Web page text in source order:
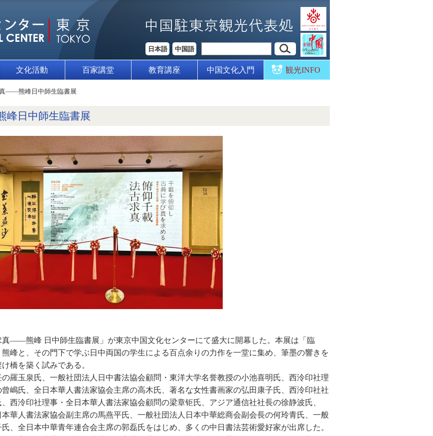
日本語 中国語
文化活動 百家講堂 教育講座 中国文化入門 観光INFO
——熊峰日中師生臨書展
日中師生臨書展
真——熊峰 日中師生臨書展」が東京中国文化センターにて盛大に開幕した。本展は「臨
峰と、その門下で学ぶ日中両国の学生による百点余りの力作を一堂に集め、筆墨の響きを
橋を築く試みである。
羅玉泉氏、一般社団法人日中書法協会顧問・東洋大学名誉教授の小池喜明氏、西泠印社理
嶋氏、全日本華人書法家協会主席の高木氏、著名な女性書画家の弘田康子氏、西泠印社社
西泠印社理事・全日本華人書法家協会顧問の梁章钜氏、アジア通信社社長の徐静波氏、
本華人書法家協会副主席の馬燕平氏、一般社団法人日本中華総商会副会長の何玲青氏、一般
、全日本中華青年連合会主席の郭磊氏をはじめ、多くの中日書法芸術愛好家が出席した。